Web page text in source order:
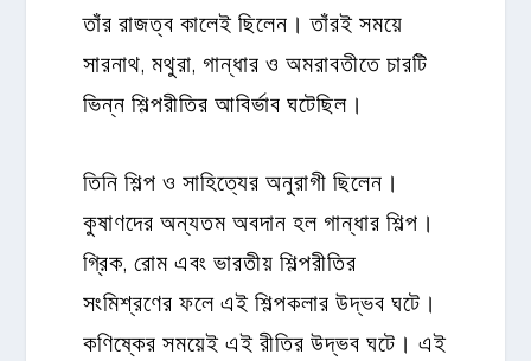
তাঁর রাজত্ব কালেই ছিলেন। তাঁরই সময়ে
সারনাথ, মথুরা, গান্ধার ও অমরাবতীতে চারটি
ভিন্ন শিল্পরীতির আবির্ভাব ঘটেছিল।
তিনি শিল্প ও সাহিত্যের অনুরাগী ছিলেন।
কুষাণদের অন্যতম অবদান হল গান্ধার শিল্প।
গ্রিক, রোম এবং ভারতীয় শিল্পরীতির
সংমিশ্রণের ফলে এই শিল্পকলার উদ্ভব ঘটে।
কণিষ্কের সময়েই এই রীতির উদ্ভব ঘটে। এই